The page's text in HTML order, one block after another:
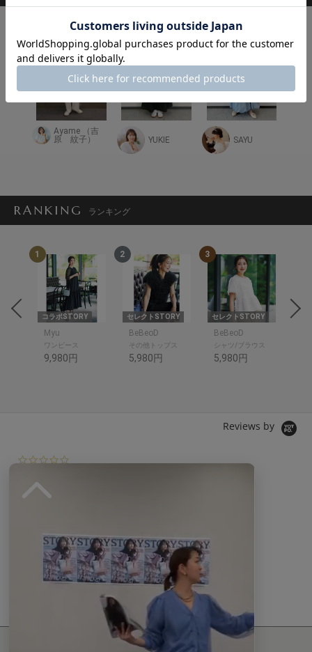
Ayame （吉
原 紋子）
YUKIE SAYU
RANKING ランキング
1
コラボSTORY
Myu
ワンピース
9,980円
2
セレクトSTORY
BeBeoD
その他トップス
5,980円
3
セレクトSTORY
BeBeoD
シャツ/ブラウス
5,980円
Reviews by
0.
a
t
n
現在、この商品の レビュー はありません。
最新情報発信中！